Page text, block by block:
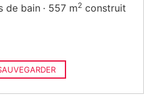
de bain 557 m2 construit